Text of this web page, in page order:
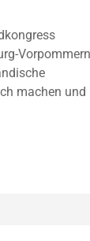
Vorpommern
machen und